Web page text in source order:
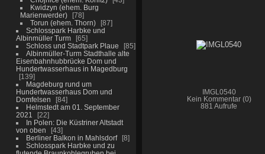
Kwidzyn (ehem. Burg
Marienwerder)
78
Torun (ehem. Thorn)
87
Schlosspark Harbke und
Albinmüller Turm
65
Schloss und Stadtpark Plaue
85
Albinmüller-Turm Stadthalle alte
Eisenbahnhubbrücke Dom und
Hundertwasserhaus in Magedburg
139
Magdeburg rund um
Hundertwasserhaus Dom und
Domfelsen
84
Helmstedt am 01. September
2021
22
In Polen: Die Küstriner Altstadt
von oben
43
Berliner Balkon in Mahlsdorf
8
Schlosspark Harbke und zu
IMGL0540
Kein Kommentar (0)
881 Aufrufe